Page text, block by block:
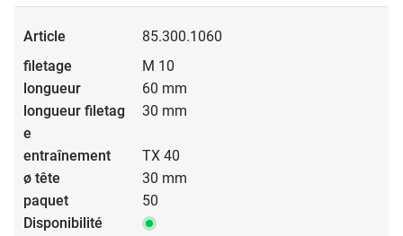
85.300.1060
M 10
60 mm
30 mm
TX 40
30 mm
50